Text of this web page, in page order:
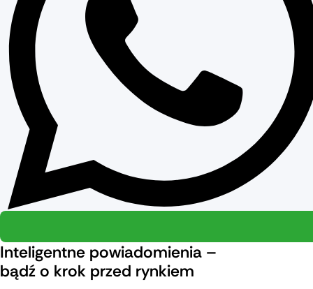
Inteligentne powiadomienia –
bądź o krok przed rynkiem